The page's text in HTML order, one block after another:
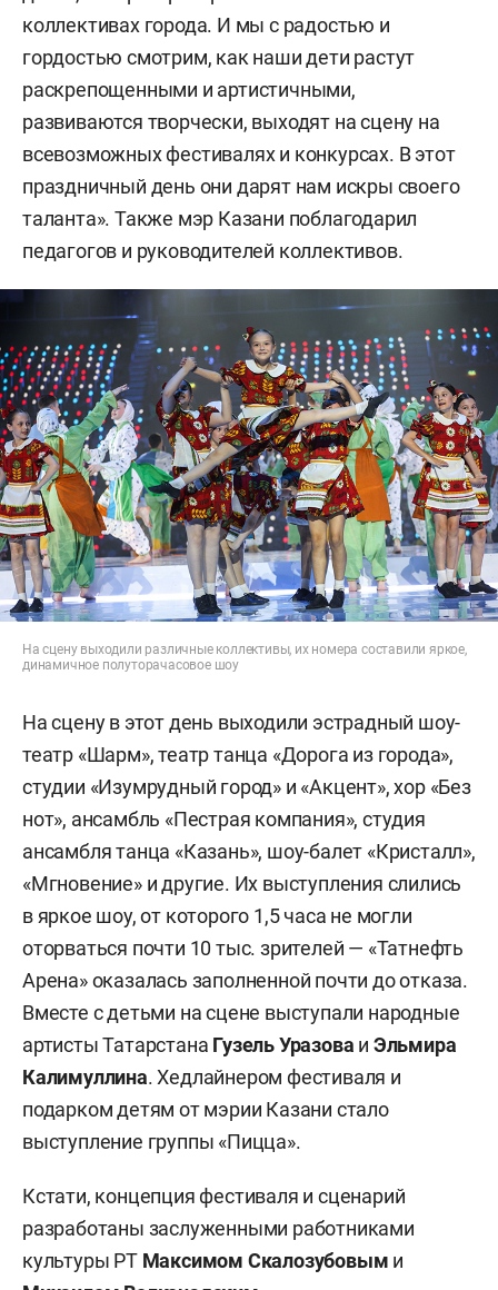
коллективах города. И мы с радостью и
гордостью смотрим, как наши дети растут
раскрепощенными и артистичными,
развиваются творчески, выходят на сцену на
всевозможных фестивалях и конкурсах. В этот
праздничный день они дарят нам искры своего
таланта». Также мэр Казани поблагодарил
педагогов и руководителей коллективов.
На сцену выходили различные коллективы, их номера составили яркое,
динамичное полуторачасовое шоу
На сцену в этот день выходили эстрадный шоу-
театр «Шарм», театр танца «Дорога из города»,
студии «Изумрудный город» и «Акцент», хор «Без
нот», ансамбль «Пестрая компания», студия
ансамбля танца «Казань», шоу-балет «Кристалл»,
«Мгновение» и другие. Их выступления слились
в яркое шоу, от которого 1,5 часа не могли
оторваться почти 10 тыс. зрителей — «Татнефть
Арена» оказалась заполненной почти до отказа.
Вместе с детьми на сцене выступали народные
артисты Татарстана Гузель Уразова и Эльмира
Калимуллина. Хедлайнером фестиваля и
подарком детям от мэрии Казани стало
выступление группы «Пицца».
Кстати, концепция фестиваля и сценарий
разработаны заслуженными работниками
культуры РТ Максимом Скалозубовым и